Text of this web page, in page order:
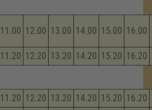
11.00 12.00 13.00 14.00 15.00 16.00
11.20 12.20 13.20 14.20 15.20 16.20
11.20 12.20 13.20 14.20 15.20 16.20